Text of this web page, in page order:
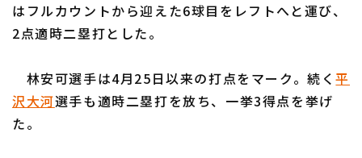
はフルカウントから迎えた6球目をレフトへと運び、
2点適時二塁打とした。
林安可選手は4月25日以来の打点をマーク。続く平
沢大河選手も適時二塁打を放ち、一挙3得点を挙げ
た。